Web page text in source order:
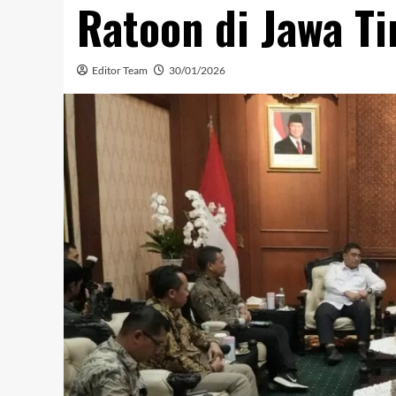
Ratoon di Jawa
Editor Team 30/01/2026